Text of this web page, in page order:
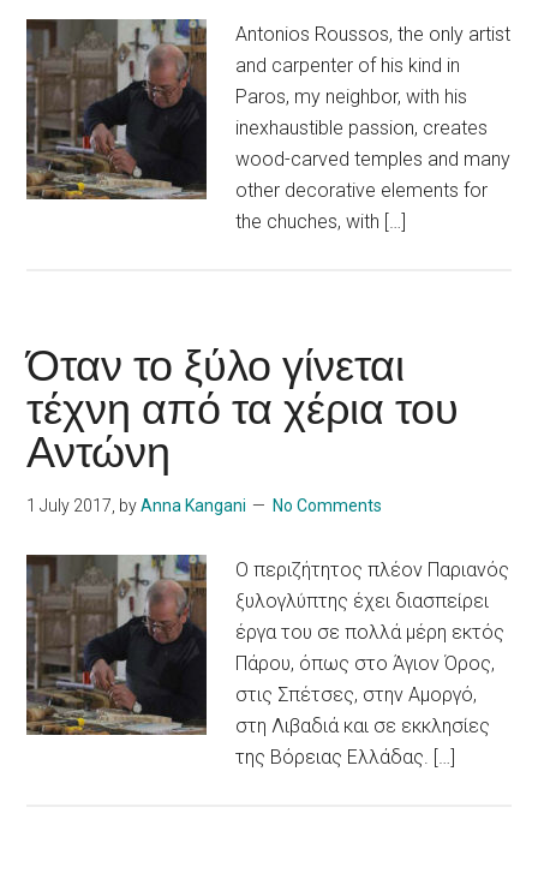
Antonios Roussos, the only artist
and carpenter of his kind in
Paros, my neighbor, with his
inexhaustible passion, creates
wood-carved temples and many
other decorative elements for
the chuches, with […]
Όταν το ξύλο γίνεται
τέχνη από τα χέρια του
Αντώνη
1 July 2017, byAnna Kangani No Comments
Ο περιζήτητος πλέον Παριανός
ξυλογλύπτης έχει διασπείρει
έργα του σε πολλά μέρη εκτός
Πάρου, όπως στο Άγιον Όρος,
στις Σπέτσες, στην Αμοργό,
στη Λιβαδιά και σε εκκλησίες
της Βόρειας Ελλάδας. […]